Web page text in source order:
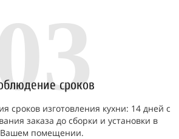
сроков
сроков изготовления кухни: 14 дней с
заказа до сборки и установки в
Вашем помещении.